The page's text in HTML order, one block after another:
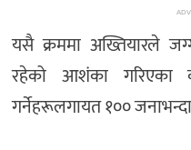
यसै क्रममा अख्तियारले
रहेको आशंका गरिएका
गर्नेहरूलगायत १००